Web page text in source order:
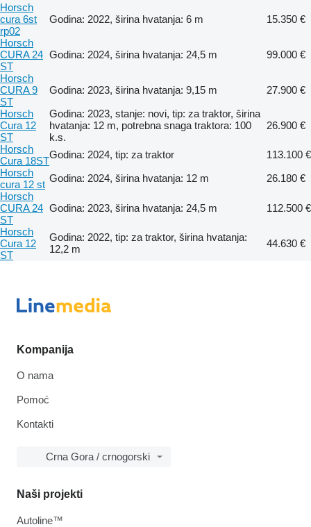
Horsch
cura 6st
rp02
Godina: 2022, širina hvatanja: 6 m
15.350 €
Horsch
CURA 24
ST
Godina: 2024, širina hvatanja: 24,5 m
99.000 €
Horsch
CURA 9
ST
Godina: 2023, širina hvatanja: 9,15 m
27.900 €
Horsch
Cura 12
ST
Godina: 2023, stanje: novi, tip: za traktor, širina
hvatanja: 12 m, potrebna snaga traktora: 100
k.s.
26.900 €
Horsch
Cura 18ST
Godina: 2024, tip: za traktor
113.100 €
Horsch
cura 12 st
Godina: 2024, širina hvatanja: 12 m
26.180 €
Horsch
CURA 24
ST
Godina: 2023, širina hvatanja: 24,5 m
112.500 €
Horsch
Cura 12
ST
Godina: 2022, tip: za traktor, širina hvatanja:
12,2 m
44.630 €
Kompanija
O nama
Pomoć
Kontakti
Crna Gora / crnogorski
Naši projekti
Autoline™